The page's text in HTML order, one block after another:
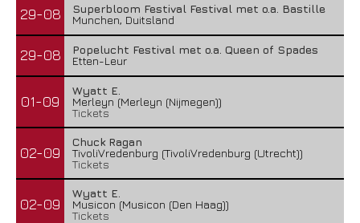
29-08
Superbloom Festival Festival met o.a. Bastille
Munchen, Duitsland
29-08
Popelucht Festival met o.a. Queen of Spades
Etten-Leur
01-09
Wyatt E.
Merleyn (Merleyn (Nijmegen))
Tickets
02-09
Chuck Ragan
TivoliVredenburg (TivoliVredenburg (Utrecht))
Tickets
02-09
Wyatt E.
Musicon (Musicon (Den Haag))
Tickets